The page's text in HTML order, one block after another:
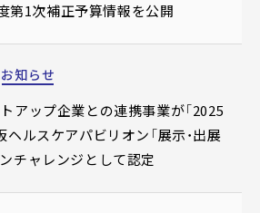
第1次補正予算情報を公開
お知らせ
アップ企業との連携事業が「2025
ヘルスケアパビリオン「展示・出展
チャレンジとして認定